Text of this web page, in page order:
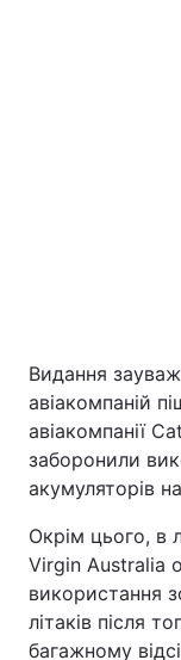
Видання
авіакомпаній
авіакомпанії
заборонили
акумуляторів
Окрім цього, в
Virgin Australia
використання
літаків після
багажному